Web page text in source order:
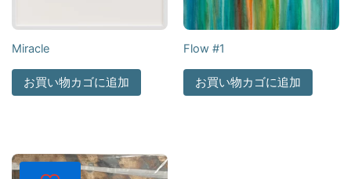
Miracle
お買い物カゴに追加
Flow #1
お買い物カゴに追加